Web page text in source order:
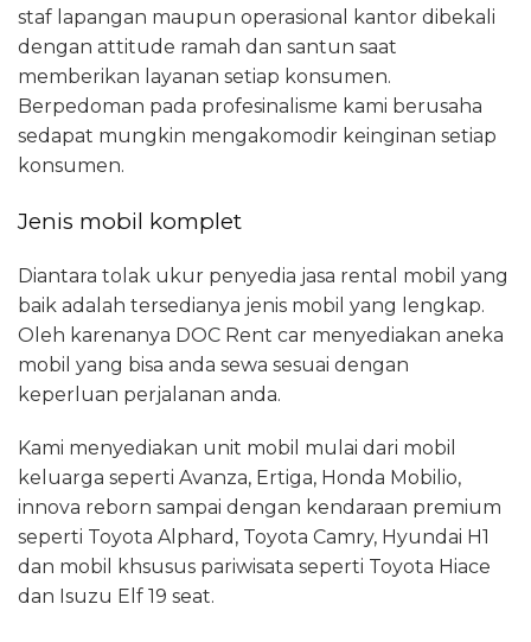
staf lapangan maupun operasional kantor dibekali
dengan attitude ramah dan santun saat
memberikan layanan setiap konsumen.
Berpedoman pada profesinalisme kami berusaha
sedapat mungkin mengakomodir keinginan setiap
konsumen.
Jenis mobil komplet
Diantara tolak ukur penyedia jasa rental mobil yang
baik adalah tersedianya jenis mobil yang lengkap.
Oleh karenanya DOC Rent car menyediakan aneka
mobil yang bisa anda sewa sesuai dengan
keperluan perjalanan anda.
Kami menyediakan unit mobil mulai dari mobil
keluarga seperti Avanza, Ertiga, Honda Mobilio,
innova reborn sampai dengan kendaraan premium
seperti Toyota Alphard, Toyota Camry, Hyundai H1
dan mobil khsusus pariwisata seperti Toyota Hiace
dan Isuzu Elf 19 seat.